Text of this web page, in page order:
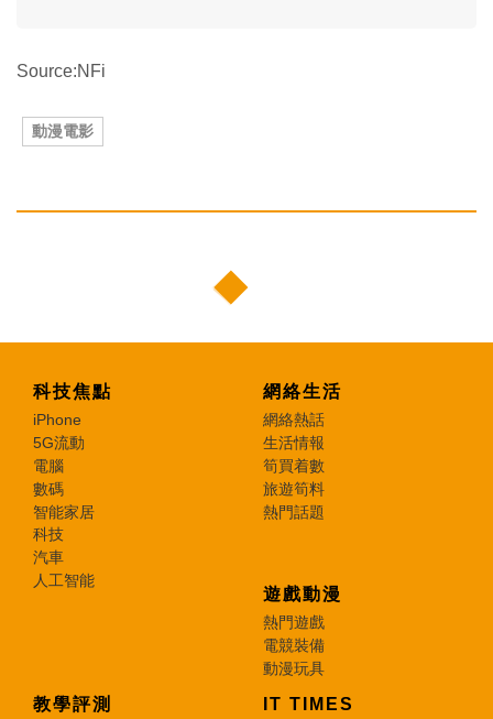
Source:NFi
動漫電影
科技焦點
iPhone
5G流動
電腦
數碼
智能家居
科技
汽車
人工智能
網絡生活
網絡熱話
生活情報
筍買着數
旅遊筍料
熱門話題
遊戲動漫
熱門遊戲
電競裝備
動漫玩具
教學評測 IT TIMES